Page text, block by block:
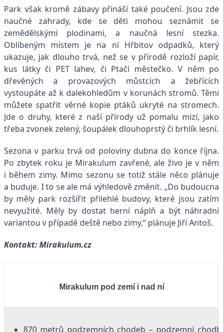
Park však kromě zábavy přináší také poučení. Jsou zde
naučné zahrady, kde se děti mohou seznámit se
zemědělskými plodinami, a naučná lesní stezka.
Oblíbeným místem je na ní Hřbitov odpadků, který
ukazuje, jak dlouho trvá, než se v přírodě rozloží papír,
kus látky či PET lahev, či Ptačí městečko. V něm po
dřevěných a provazových můstcích a žebřících
vystoupáte až k dalekohledům v korunách stromů. Těmi
můžete spatřit věrné kopie ptáků ukryté na stromech.
Jde o druhy, které z naší přírody už pomalu mizí, jako
třeba zvonek zelený, šoupálek dlouhoprstý či brhlík lesní.
Sezona v parku trvá od poloviny dubna do konce října.
Po zbytek roku je Mirakulum zavřené, ale živo je v něm
i během zimy. Mimo sezonu se totiž stále něco plánuje
a buduje. I to se ale má výhledově změnit. „Do budoucna
by měly park rozšířit přilehlé budovy, které jsou zatím
nevyužité. Měly by dostat herní náplň a být náhradní
variantou v případě deště nebo zimy,“ plánuje Jiří Antoš.
Kontakt:Mirakulum.cz
Mirakulum pod zemí i nad ní
870 metrů podzemních chodeb – podzemní